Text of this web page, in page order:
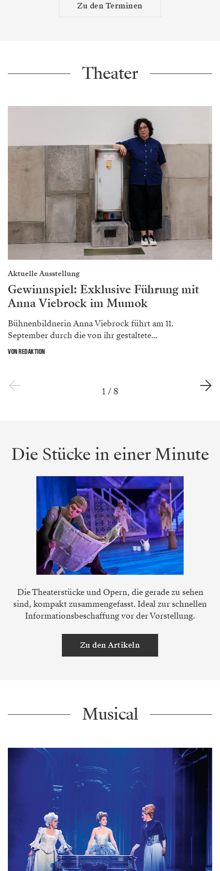
Zu den Terminen
Theater
Aktuelle Ausstellung
Gewinnspiel: Exklusive Führung mit
Anna Viebrock im Mumok
Bühnenbildnerin Anna Viebrock führt am 11.
September durch die von ihr gestaltete...
VON REDAKTION
1 / 8
Die Stücke in einer Minute
Die Theaterstücke und Opern, die gerade zu sehen
sind, kompakt zusammengefasst. Ideal zur schnellen
Informationsbeschaffung vor der Vorstellung.
Zu den Artikeln
Musical